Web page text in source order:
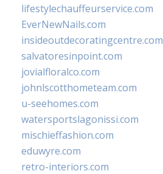
lifestylechauffeurservice.com
EverNewNails.com
insideoutdecoratingcentre.com
salvatoresinpoint.com
jovialfloralco.com
johnlscotthometeam.com
u-seehomes.com
watersportslagonissi.com
mischieffashion.com
eduwyre.com
retro-interiors.com